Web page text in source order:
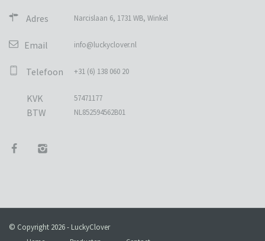
Adres Narcislaan 6, 1731 WB, Winkel
Email info@luckyclover.nl
Telefoon +31 (6) 138 060 20
KVK 57471177
BTW NL852594562B01
© Copyright 2026 - LuckyClover